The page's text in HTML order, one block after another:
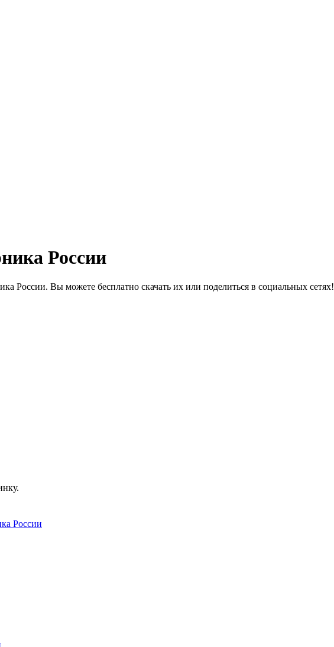
России
России. Вы можете бесплатно скачать их или поделиться в социальных сетях!